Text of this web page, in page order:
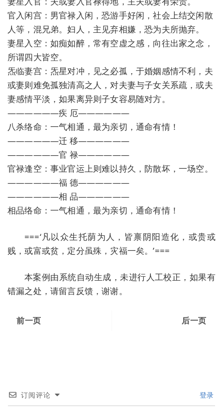
官入闲宫：男官禄入闲，恐游手好闲，社会上结交闲散
人等，混兄弟。妇人，主见弃相嫌，恐为夫所抛弃。
妻星入空：如痴如醉，常有空虚之感，向往出家之念，
所谓四大皆空。
炁临妻宫：炁星对冲，见之必孤，于婚姻感情不利，夫
或妻则难免孤独清高之人，对夫妻与子女关系疏，或夫
妻感情平淡，如果离异则子女容易随对方。
——————疾 厄——————
八杀络命：一气相通，最为亲切，通命有情！
——————迁 移——————
——————官 禄——————
官禄逢空：事业官运上则难以持久，防散坏，一场空。
——————福 德——————
——————相 品——————
相品络命：一气相通，最为亲切，通命有情！
===‘凡以众生托荫为人，皆禀阴阳造化，或贵或
贱，或富或贫，定分虽殊，灾福一矣。’===
本案例由系统自动生成，未进行人工校正，如果有
错漏之处，请留言反馈，谢谢。
前一页 后一页
订阅评论 登录